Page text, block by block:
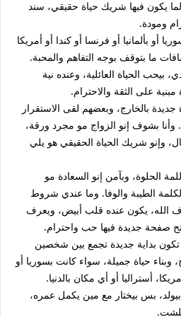
لما يكون فيها شريك حياة حقيقي، سند
ومودة.
أو بألمانيا أو فرنسا أو كندا أو أمريكا
ما بتوقف بوجه التفاهم والمحبة.
الحياة العائلية، وعنده نية
على الثقة والاحترام.
بالخارج، وبعضهم لقى الاستقرار
وأنا بشوف إنو الزواج مو مجرد ورقة،
وإنو شريك الحياة الحقيقي هو يلي
الحلوة، وبآمن إنو السعادة مو
الطيبة والوفا. وما عندي شروط
الله، يكون عنده قلب أبيض، ويعرف
صفحة جديدة فيها حب واحترام.
بداية جديدة تجمع بين شخصين
وبناء حياة جميلة، سواء كانت بسوريا أو
أستراليا أو أي مكان بالدنيا.
بيولد، بس بيختار مع مين يكمل عمره،